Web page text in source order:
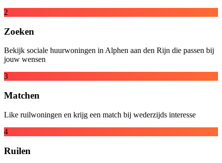
2
Zoeken
Bekijk sociale huurwoningen in Alphen aan den Rijn die passen bij
jouw wensen
3
Matchen
Like ruilwoningen en krijg een match bij wederzijds interesse
4
Ruilen